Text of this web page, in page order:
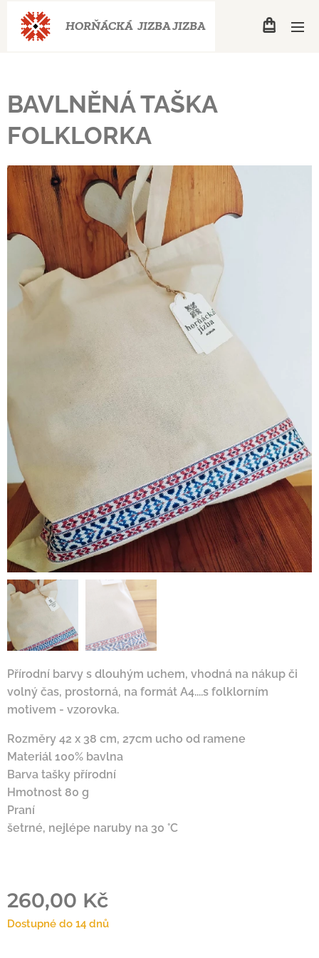
HORŇÁCKÁ JIZBAJIZBA
BAVLNĚNÁ TAŠKA
FOLKLORKA
Přírodní barvy s dlouhým uchem, vhodná na nákup či
volný čas, prostorná, na formát A4....s folklorním
motivem - vzorovka.
Rozměry 42 x 38 cm, 27cm ucho od ramene
Materiál 100% bavlna
Barva tašky přírodní
Hmotnost 80 g
Praní
šetrné, nejlépe naruby na 30 °C
260,00 Kč
Dostupné do 14 dnů